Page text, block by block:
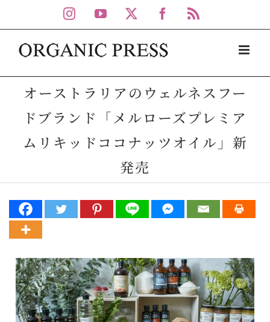
to
content
Instagram
YouTube Facebook
オーストラリアのウェルネスフー
ドブランド「メルローズプレミア
ムリキッドココナッツオイル」新
発売